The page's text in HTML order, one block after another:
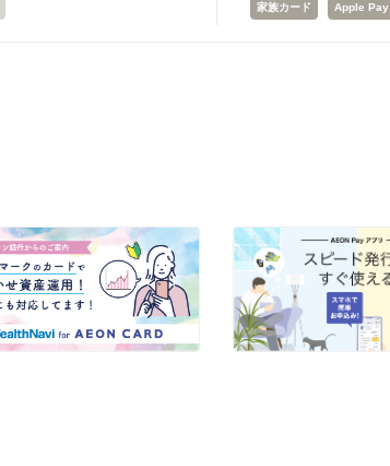
家族カード Apple Pay